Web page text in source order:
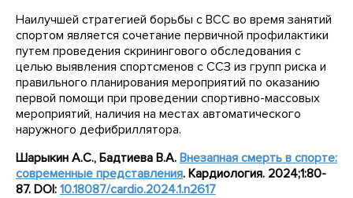
Наилучшей стратегией борьбы с ВСС во время занятий
спортом является сочетание первичной профилактики
путем проведения скринингового обследования с
целью выявления спортсменов с ССЗ из групп риска и
правильного планирования мероприятий по оказанию
первой помощи при проведении спортивно-массовых
мероприятий, наличия на местах автоматического
наружного дефибриллятора.
Шарыкин А.С., Бадтиева В.А. Внезапная смерть в спорте:
современные представления. Кардиология. 2024;1:80-
87. DOI: 10.18087/cardio.2024.1.n2617